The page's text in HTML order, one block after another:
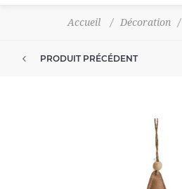
Accueil / Décoration /
PRODUIT PRÉCÉDENT